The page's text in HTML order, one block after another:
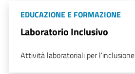
EDUCAZIONE E FORMAZIONE
Laboratorio Inclusivo
Attività laboratoriali per l’inclusione